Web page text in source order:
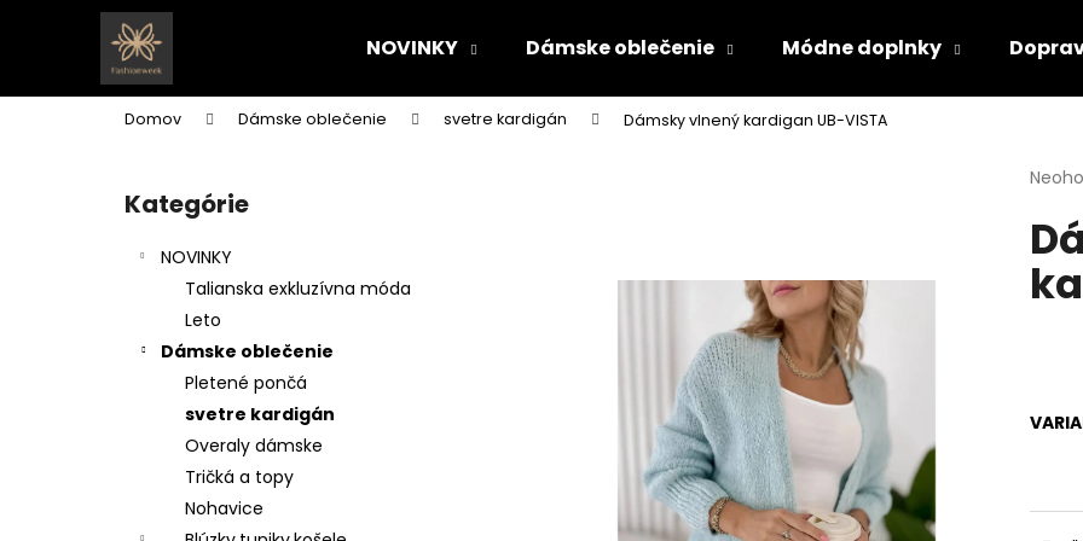
NOVINKY Dámske oblečenie Módne doplnky
Domov Dámske oblečenie svetre kardigán Dámsky vlnený kardigan UB-VISTA
Preskočiť
kategórie
Kategórie
NOVINKY
Talianska exkluzívna móda
Leto
Dámske oblečenie
Pletené pončá
svetre kardigán
Overaly dámske
Tričká a topy
Nohavice
je
0,0
í
Späť
do
obchodu
Späť
do
obchodu
Čo potrebujete nájsť?
Odporúčame